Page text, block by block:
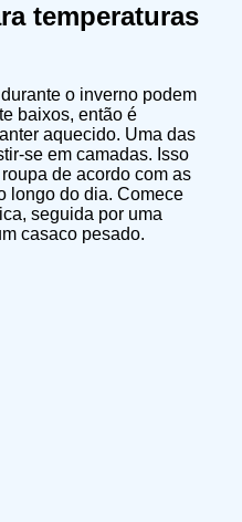
temperaturas
durante o inverno podem
baixos, então é
aquecido. Uma das
se em camadas. Isso
de acordo com as
longo do dia. Comece
seguida por uma
casaco pesado.